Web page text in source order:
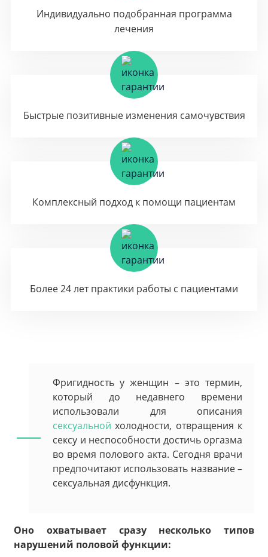
Индивидуально подобранная программа
лечения
Быстрые позитивные изменения самочувствия
Комплексный подход к помощи пациентам
Более 24 лет практики работы с пациентами
Фригидность у женщин – это термин,
который до недавнего времени
использовали для описания
сексуальной холодности, отвращения к
сексу и неспособности достичь оргазма
во время полового акта. Сегодня врачи
предпочитают использовать название –
сексуальная дисфункция.
Оно охватывает сразу несколько типов
нарушений половой функции: